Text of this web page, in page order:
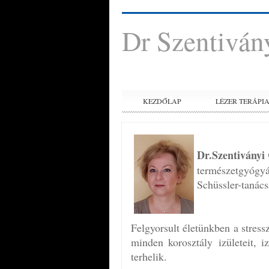
Dr
KEZDŐLAP LÉZER TERÁPIA
Dr.Szentiványi
Schüssler-
Felgyorsult életünkben a
minden korosztály izületeit,
terhelik.